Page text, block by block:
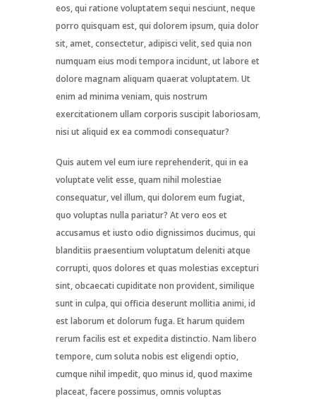
eos, qui ratione voluptatem sequi nesciunt, neque
porro quisquam est, qui dolorem ipsum, quia dolor
sit, amet, consectetur, adipisci velit, sed quia non
numquam eius modi tempora incidunt, ut labore et
dolore magnam aliquam quaerat voluptatem. Ut
enim ad minima veniam, quis nostrum
exercitationem ullam corporis suscipit laboriosam,
nisi ut aliquid ex ea commodi consequatur?
Quis autem vel eum iure reprehenderit, qui in ea
voluptate velit esse, quam nihil molestiae
consequatur, vel illum, qui dolorem eum fugiat,
quo voluptas nulla pariatur? At vero eos et
accusamus et iusto odio dignissimos ducimus, qui
blanditiis praesentium voluptatum deleniti atque
corrupti, quos dolores et quas molestias excepturi
sint, obcaecati cupiditate non provident, similique
sunt in culpa, qui officia deserunt mollitia animi, id
est laborum et dolorum fuga. Et harum quidem
rerum facilis est et expedita distinctio. Nam libero
tempore, cum soluta nobis est eligendi optio,
cumque nihil impedit, quo minus id, quod maxime
placeat, facere possimus, omnis voluptas